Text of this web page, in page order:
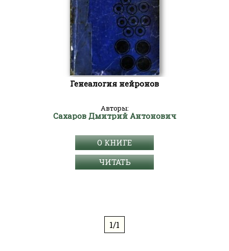
Генеалогия нейронов
Авторы:
Сахаров Дмитрий Антонович
О КНИГЕ
ЧИТАТЬ
1/1